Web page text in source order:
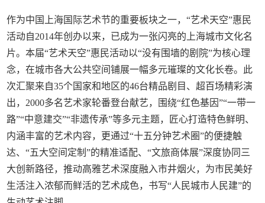
作为中国上海国际艺术节的重要板块之一，“艺术天空”惠民
活动自2014年创办以来，已成为一张闪亮的上海城市文化名
片。本届“艺术天空”惠民活动以“没有围墙的剧院”为核心理
念，在城市各大公共空间铺展一幅多元璀璨的文化长卷。此
次汇聚来自35个国家和地区的46台精品剧目、超百场精彩演
出，2000多名艺术家轮番登台献艺，围绕“红色基因”“一带一
路”“中意建交”“非遗传承”等多元主题，匠心打造特色鲜明、
内涵丰富的艺术内容，更通过“十五分钟艺术圈”的便捷触
达、“五大空间定制”的精准适配、“文旅商体展”深度协同三
大创新路径，推动高雅艺术深度融入市井烟火，为市民美好
生活注入浓郁而鲜活的艺术成色，书写“人民城市人民建”的